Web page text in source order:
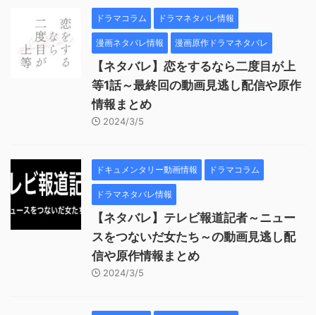
ドラマコラム ドラマネタバレ情報
漫画ネタバレ情報 漫画原作ドラマネタバレ
【ネタバレ】恋をするなら二度目が上
等1話～最終回の動画見逃し配信や原作
情報まとめ
2024/3/5
ドキュメンタリー動画情報 ドラマコラム
ドラマネタバレ情報
【ネタバレ】テレビ報道記者～ニュー
スをつないだ女たち～の動画見逃し配
信や原作情報まとめ
2024/3/5